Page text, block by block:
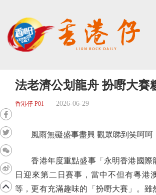
法老濟公划龍舟 扮嘢大賽
香港仔 P01 2026-06-29
風雨無礙盛事盡興 觀眾睇到笑呵呵
香港年度重點盛事「永明香港國際
日迎來第二日賽事，當中不但有粵港
等，更有充滿趣味的「扮嘢大賽」。雖